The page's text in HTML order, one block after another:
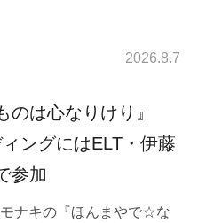
2026.8.7
のは心なりけり』
ングにはELT・伊藤
参加
ナキの『ほんまやで☆な